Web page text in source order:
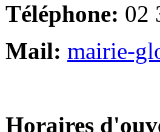
Téléphone: 02
Mail: mairie-
Horaires